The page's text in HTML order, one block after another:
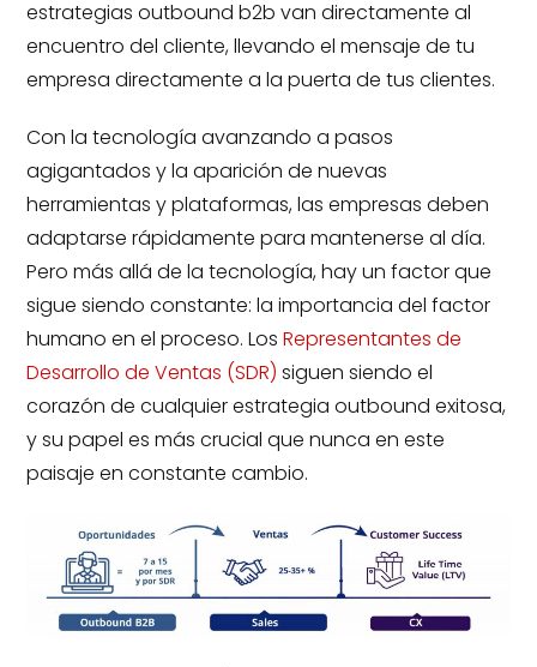
estrategias outbound b2b van directamente al
encuentro del cliente, llevando el mensaje de tu
empresa directamente a la puerta de tus clientes.
Con la tecnología avanzando a pasos
agigantados y la aparición de nuevas
herramientas y plataformas, las empresas deben
adaptarse rápidamente para mantenerse al día.
Pero más allá de la tecnología, hay un factor que
sigue siendo constante: la importancia del factor
humano en el proceso. LosRepresentantes de
Desarrollo de Ventas (SDR) siguen siendo el
corazón de cualquier estrategia outbound exitosa,
y su papel es más crucial que nunca en este
paisaje en constante cambio.